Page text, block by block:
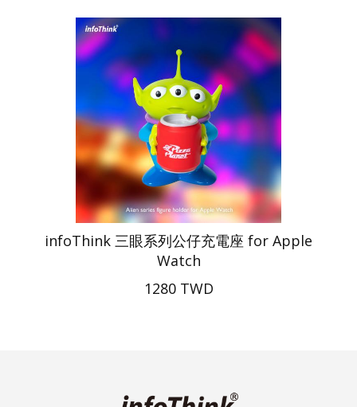
infoThink 三眼系列公仔充電座 for Apple
Watch
1280 TWD